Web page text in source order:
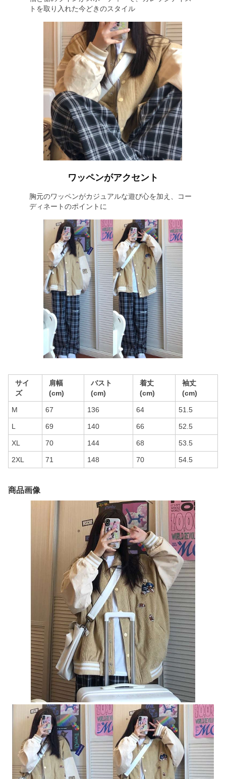
トを取り入れた今どきのスタイル
ワッペンがアクセント
胸元のワッペンがカジュアルな遊び心を加え、コー
ディネートのポイントに
サイ
ズ
肩幅
(cm)
バスト
(cm)
着丈
(cm)
袖丈
(cm)
M 67 136 64 51.5
L 69 140 66 52.5
XL 70 144 68 53.5
2XL 71 148 70 54.5
商品画像